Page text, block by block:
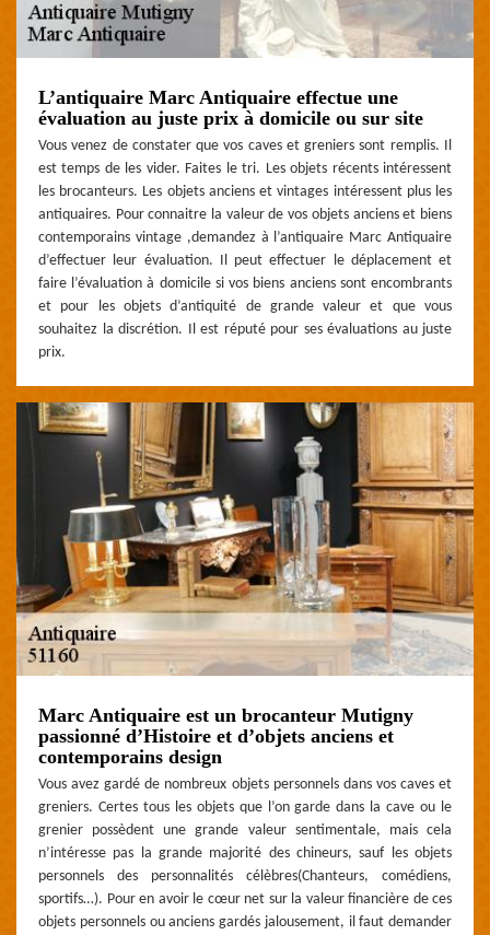
L’antiquaire Marc Antiquaire effectue une
évaluation au juste prix à domicile ou sur site
Vous venez de constater que vos caves et greniers sont remplis. Il
est temps de les vider. Faites le tri. Les objets récents intéressent
les brocanteurs. Les objets anciens et vintages intéressent plus les
antiquaires. Pour connaitre la valeur de vos objets anciens et biens
contemporains vintage ,demandez à l’antiquaire Marc Antiquaire
d’effectuer leur évaluation. Il peut effectuer le déplacement et
faire l’évaluation à domicile si vos biens anciens sont encombrants
et pour les objets d’antiquité de grande valeur et que vous
souhaitez la discrétion. Il est réputé pour ses évaluations au juste
prix.
Marc Antiquaire est un brocanteur Mutigny
passionné d’Histoire et d’objets anciens et
contemporains design
Vous avez gardé de nombreux objets personnels dans vos caves et
greniers. Certes tous les objets que l’on garde dans la cave ou le
grenier possèdent une grande valeur sentimentale, mais cela
n’intéresse pas la grande majorité des chineurs, sauf les objets
personnels des personnalités célèbres(Chanteurs, comédiens,
sportifs…). Pour en avoir le cœur net sur la valeur financière de ces
objets personnels ou anciens gardés jalousement, il faut demander